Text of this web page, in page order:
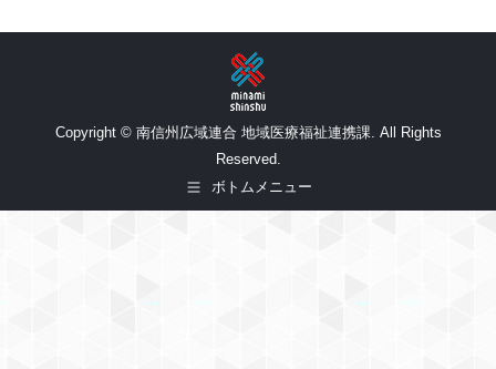
Copyright © 南信州広域連合 地域医療福祉連携課. All Rights
Reserved.
ボトムメニュー